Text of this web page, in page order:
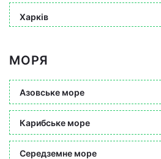
Харків
МОРЯ
Азовське море
Карибське море
Середземне море